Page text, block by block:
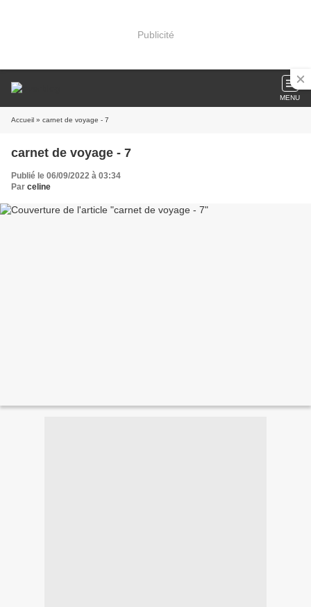
Publicité
MENU
Accueil » carnet de voyage - 7
carnet de voyage - 7
Publié le 06/09/2022 à 03:34
Par celine